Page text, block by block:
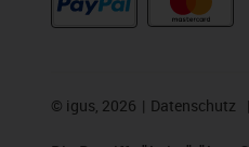
© igus, 2026 Datenschutz